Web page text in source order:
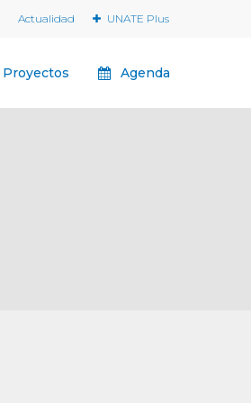
Actualidad UNATE Plus
Proyectos Agenda